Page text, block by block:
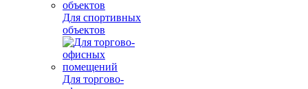
Для спортивных
объектов
Для торгово-